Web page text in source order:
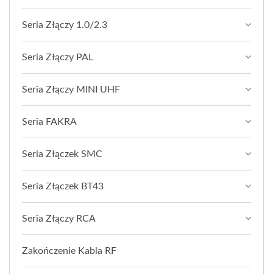
Seria Złączy 1.0/2.3
Seria Złączy PAL
Seria Złączy MINI UHF
Seria FAKRA
Seria Złączek SMC
Seria Złączek BT43
Seria Złączy RCA
Zakończenie Kabla RF